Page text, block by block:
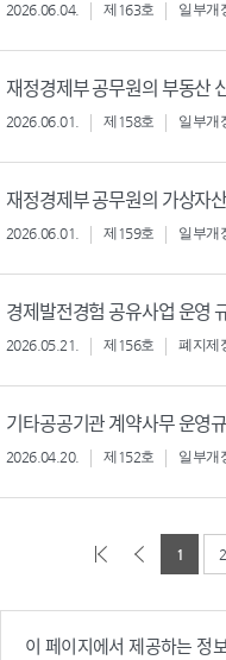
2026.06.04. 제163호 일부개
재정경제부 공무원의 부동산
2026.06.01. 제158호 일부개
재정경제부 공무원의 가상자
2026.06.01. 제159호 일부개
경제발전경험 공유사업 운영
2026.05.21. 제156호 폐지제
기타공공기관 계약사무 운영
2026.04.20. 제152호 일부개
1 2
이 페이지에서 제공하는 정